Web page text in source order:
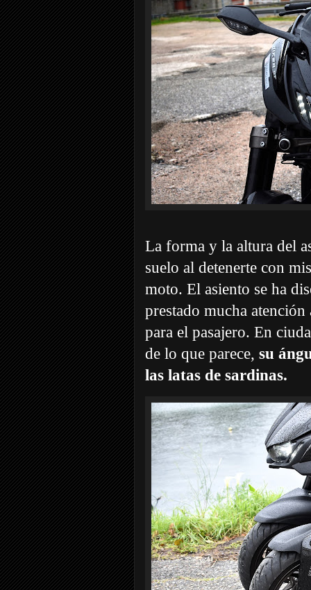
La forma y la altura del
suelo al detenerte con
moto. El asiento se ha
prestado mucha
para el pasajero. En
de lo que parece, su
las latas de sardinas.